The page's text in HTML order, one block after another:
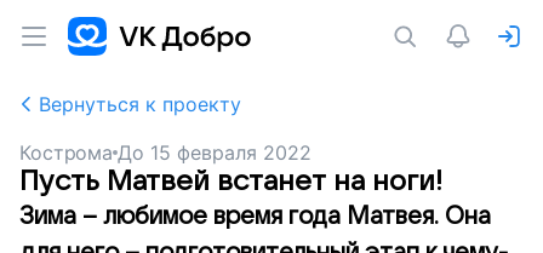
Вернуться к проекту
Кострома До 15 февраля 2022
Пусть Матвей встанет на ноги!
Зима – любимое время года Матвея. Она